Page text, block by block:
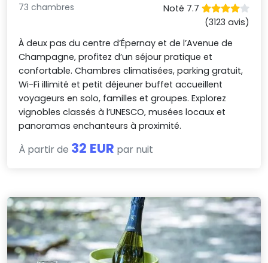
73 chambres
Noté 7.7
(3123 avis)
À deux pas du centre d’Épernay et de l’Avenue de
Champagne, profitez d’un séjour pratique et
confortable. Chambres climatisées, parking gratuit,
Wi-Fi illimité et petit déjeuner buffet accueillent
voyageurs en solo, familles et groupes. Explorez
vignobles classés à l’UNESCO, musées locaux et
panoramas enchanteurs à proximité.
À partir de 32 EUR par nuit